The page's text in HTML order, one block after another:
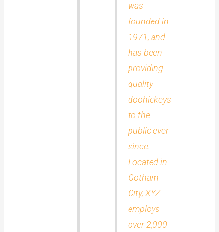
was
founded in
1971, and
has been
providing
quality
doohickeys
to the
public ever
since.
Located in
Gotham
City, XYZ
employs
over 2,000